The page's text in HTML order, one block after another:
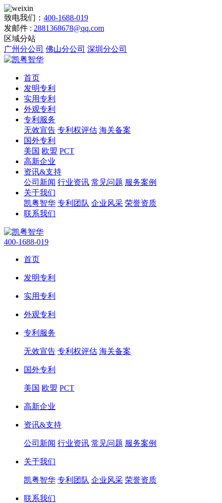
致电我们： 400-1688-019
发邮件 : 2881368678@qq.com
区域分站
广州分公司 佛山分公司 深圳分公司
首页
发明专利
实用专利
外观专利
专利服务
无效宣告 专利权评估 海关备案
国外专利
美国 欧盟 PCT
高新企业
资讯&支持
公司新闻 行业资讯 常见问题 服务案例
关于我们
凯粤智华 专利团队 企业风采 荣誉资质
联系我们
400-1688-019
首页
发明专利
实用专利
外观专利
专利服务
无效宣告 专利权评估 海关备案
国外专利
美国 欧盟 PCT
高新企业
资讯&支持
公司新闻 行业资讯 常见问题 服务案例
关于我们
凯粤智华 专利团队 企业风采 荣誉资质
联系我们